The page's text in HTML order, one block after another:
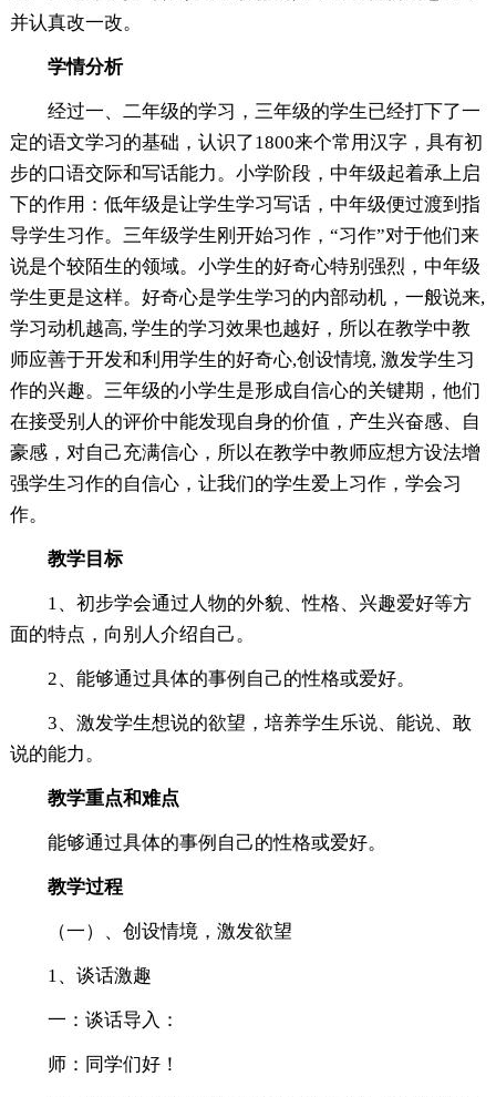
并认真改一改。
学情分析
经过一、二年级的学习，三年级的学生已经打下了一
定的语文学习的基础，认识了1800来个常用汉字，具有初
步的口语交际和写话能力。小学阶段，中年级起着承上启
下的作用：低年级是让学生学习写话，中年级便过渡到指
导学生习作。三年级学生刚开始习作，“习作”对于他们来
说是个较陌生的领域。小学生的好奇心特别强烈，中年级
学生更是这样。好奇心是学生学习的内部动机，一般说来,
学习动机越高, 学生的学习效果也越好，所以在教学中教
师应善于开发和利用学生的好奇心,创设情境, 激发学生习
作的兴趣。三年级的小学生是形成自信心的关键期，他们
在接受别人的评价中能发现自身的价值，产生兴奋感、自
豪感，对自己充满信心，所以在教学中教师应想方设法增
强学生习作的自信心，让我们的学生爱上习作，学会习
作。
教学目标
1、初步学会通过人物的外貌、性格、兴趣爱好等方
面的特点，向别人介绍自己。
2、能够通过具体的事例自己的性格或爱好。
3、激发学生想说的欲望，培养学生乐说、能说、敢
说的能力。
教学重点和难点
能够通过具体的事例自己的性格或爱好。
教学过程
（一）、创设情境，激发欲望
1、谈话激趣
一：谈话导入：
师：同学们好！